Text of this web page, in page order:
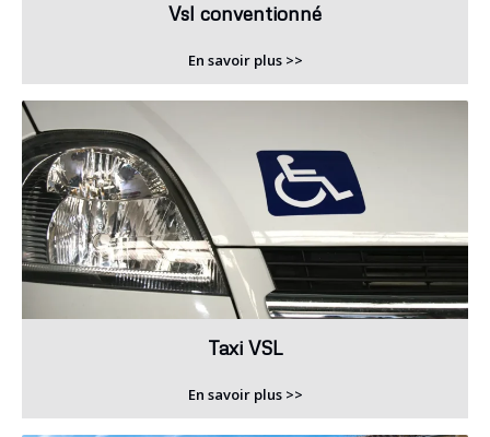
Vsl conventionné
En savoir plus >>
Taxi VSL
En savoir plus >>